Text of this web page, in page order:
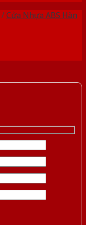
/Cửa Nhựa ABS Hàn